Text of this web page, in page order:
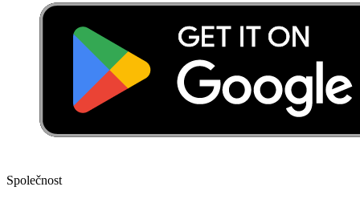
Společnost